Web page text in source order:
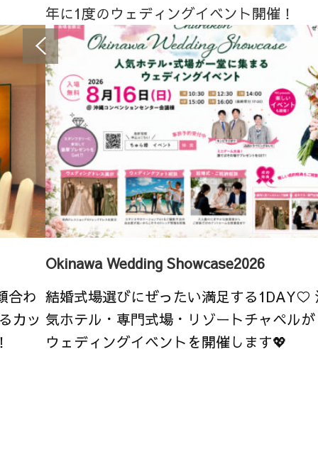
合わ
カッ
年に1度のウェディングイベント開催！
Okinawa Wedding Showcase2026
結婚式場選びにぜったい満足する1DAY♡
気ホテル・専門式場・リゾートチャペル
ウェディングイベントを開催します💖